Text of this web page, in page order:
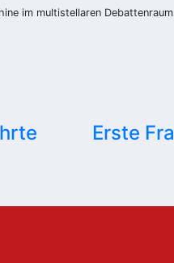
im multistellaren
Erste